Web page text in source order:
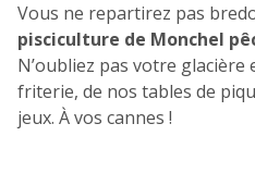
Vous ne repartirez pas
pisciculture de Monchel
N’oubliez pas votre
friterie, de nos tables de
jeux. À vos cannes !